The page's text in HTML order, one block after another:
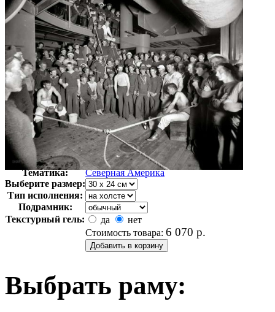
Автор:
Неизвестно
Арт-стиль
Фотография
Тематика:
Северная Америка
Выберите размер:
Тип исполнения:
Подрамник:
Текстурный гель:
да
нет
Стоимость товара: 6 070 р.
Выбрать раму: